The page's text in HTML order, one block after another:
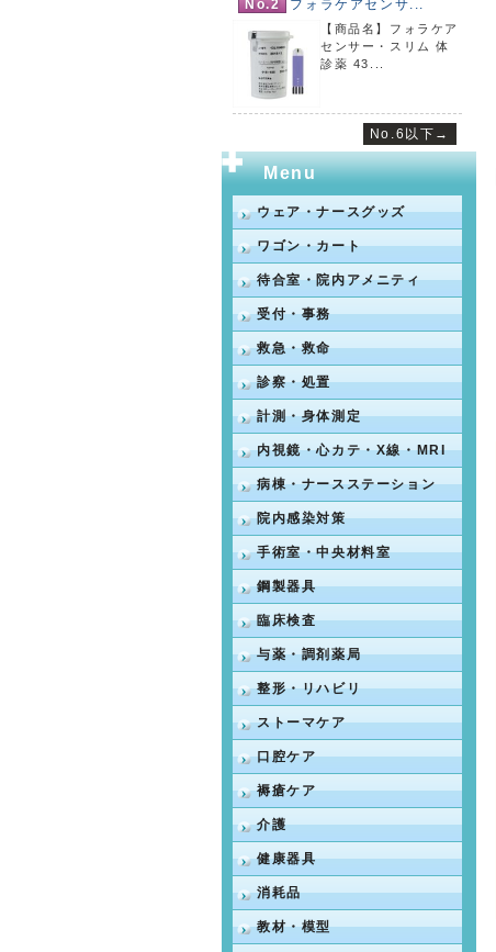
No.2 フォラケアセンサ...
【商品名】フォラケア
センサー・スリム 体
診薬 43...
No.6以下→
Menu
ウェア・ナースグッズ
ワゴン・カート
待合室・院内アメニティ
受付・事務
救急・救命
診察・処置
計測・身体測定
内視鏡・心カテ・X線・MRI
病棟・ナースステーション
院内感染対策
手術室・中央材料室
鋼製器具
臨床検査
与薬・調剤薬局
整形・リハビリ
ストーマケア
口腔ケア
褥瘡ケア
介護
健康器具
消耗品
教材・模型